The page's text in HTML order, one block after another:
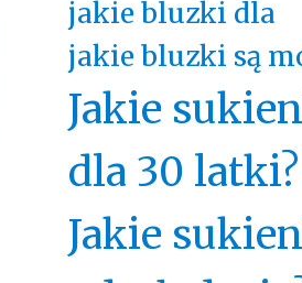
jakie bluzki dla
jakie bluzki są
Jakie
dla 30 latki?
Jakie